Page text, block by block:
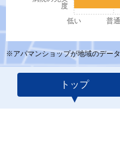
度
低い 普通
※アパマンショップが地域のデー
トップ